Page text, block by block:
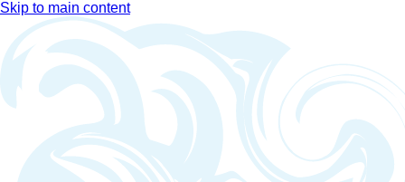
Skip to main content